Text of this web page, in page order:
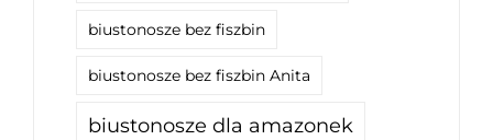
biustonosze bez fiszbin
biustonosze bez fiszbin Anita
biustonosze dla amazonek